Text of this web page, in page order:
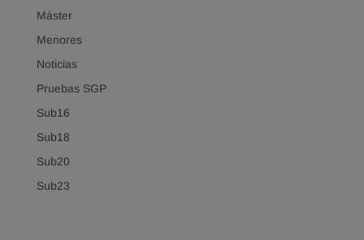
Máster
Menores
Noticias
Pruebas SGP
Sub16
Sub18
Sub20
Sub23